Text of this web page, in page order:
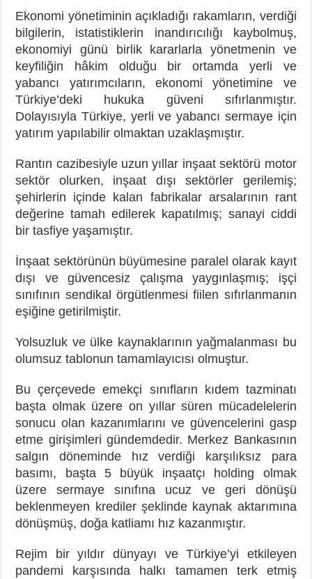
Ekonomi yönetiminin açıkladığı rakamların, verdiği
bilgilerin, istatistiklerin inandırıcılığı kaybolmuş,
ekonomiyi günü birlik kararlarla yönetmenin ve
keyfiliğin hâkim olduğu bir ortamda yerli ve
yabancı yatırımcıların, ekonomi yönetimine ve
Türkiye’deki hukuka güveni sıfırlanmıştır.
Dolayısıyla Türkiye, yerli ve yabancı sermaye için
yatırım yapılabilir olmaktan uzaklaşmıştır.
Rantın cazibesiyle uzun yıllar inşaat sektörü motor
sektör olurken, inşaat dışı sektörler gerilemiş;
şehirlerin içinde kalan fabrikalar arsalarının rant
değerine tamah edilerek kapatılmış; sanayi ciddi
bir tasfiye yaşamıştır.
İnşaat sektörünün büyümesine paralel olarak kayıt
dışı ve güvencesiz çalışma yaygınlaşmış; işçi
sınıfının sendikal örgütlenmesi fiilen sıfırlanmanın
eşiğine getirilmiştir.
Yolsuzluk ve ülke kaynaklarının yağmalanması bu
olumsuz tablonun tamamlayıcısı olmuştur.
Bu çerçevede emekçi sınıfların kıdem tazminatı
başta olmak üzere on yıllar süren mücadelelerin
sonucu olan kazanımlarını ve güvencelerini gasp
etme girişimleri gündemdedir. Merkez Bankasının
salgın döneminde hız verdiği karşılıksız para
basımı, başta 5 büyük inşaatçı holding olmak
üzere sermaye sınıfına ucuz ve geri dönüşü
beklenmeyen krediler şeklinde kaynak aktarımına
dönüşmüş, doğa katliamı hız kazanmıştır.
Rejim bir yıldır dünyayı ve Türkiye’yi etkileyen
pandemi karşısında halkı tamamen terk etmiş